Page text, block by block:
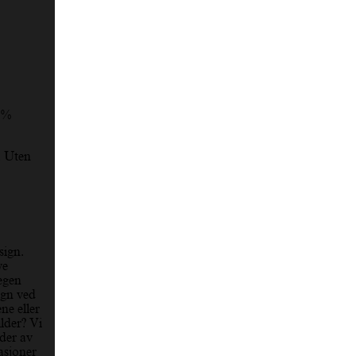
Uten
ved
eller
Vi
av